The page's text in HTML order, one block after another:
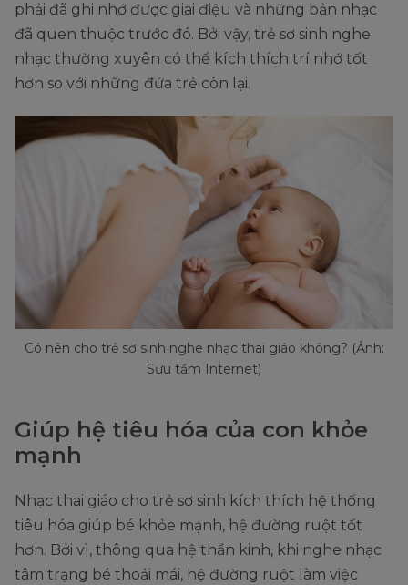
phải đã ghi nhớ được giai điệu và những bản nhạc
đã quen thuộc trước đó. Bởi vậy, trẻ sơ sinh nghe
nhạc thường xuyên có thể kích thích trí nhớ tốt
hơn so với những đứa trẻ còn lại.
Có nên cho trẻ sơ sinh nghe nhạc thai giáo không? (Ảnh:
Sưu tầm Internet)
Giúp hệ tiêu hóa của con khỏe
mạnh
Nhạc thai giáo cho trẻ sơ sinh kích thích hệ thống
tiêu hóa giúp bé khỏe mạnh, hệ đường ruột tốt
hơn. Bởi vì, thông qua hệ thần kinh, khi nghe nhạc
tâm trạng bé thoải mái, hệ đường ruột làm việc